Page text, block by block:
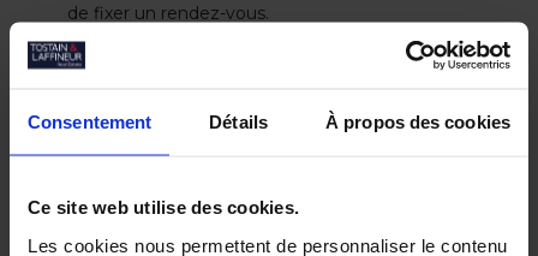
Consentement Détails À propos des cookies
Ce site web utilise des cookies.
Les cookies nous permettent de personnaliser le contenu
de fixer un rendez-vous.
Civilité :
Mlle